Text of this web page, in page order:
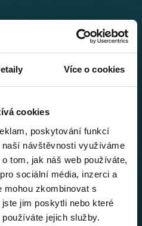
Více o cookies
cookies
poskytování funkcí
návštěvnosti využíváme
tom, jak náš web používáte,
sociální média, inzerci a
mohou zkombinovat s
jim poskytli nebo které
jejich služby.
využijete
sladit s tím, kde pro vás
Je též možné
nebo verzi Lite.